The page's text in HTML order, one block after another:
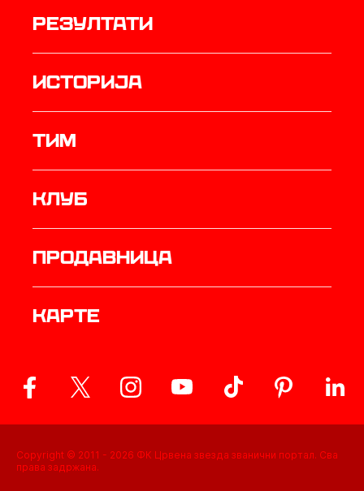
резултати
историја
ТИМ
Клуб
продавница
Карте
Copyright © 2011 - 2026 ФК Црвена звезда званични портал. Сва
права задржана.